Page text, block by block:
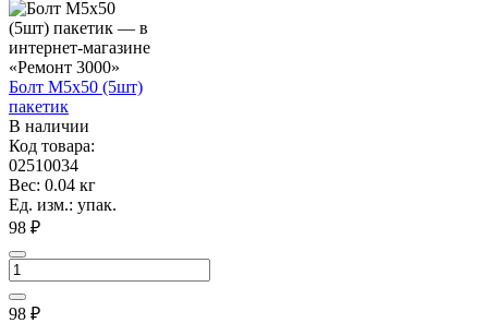
Болт М5х50 (5шт)
пакетик
В наличии
Код товара:
02510034
Вес: 0.04 кг
Ед. изм.: упак.
98 ₽
98 ₽